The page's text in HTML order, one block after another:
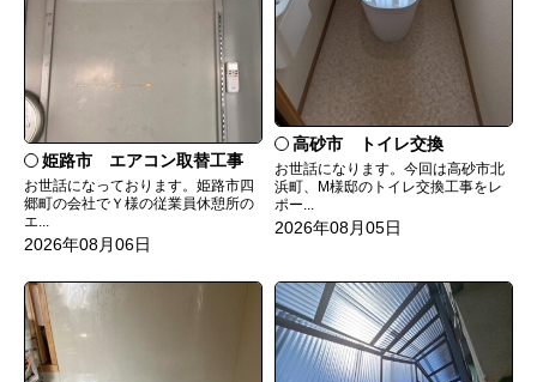
姫路市 エアコン取替工事
お世話になっております。姫路市四
郷町の会社でＹ様の従業員休憩所の
エ...
2026年08月06日
高砂市 トイレ交換
お世話になります。今回は高砂市北
浜町、M様邸のトイレ交換工事をレ
ポー...
2026年08月05日